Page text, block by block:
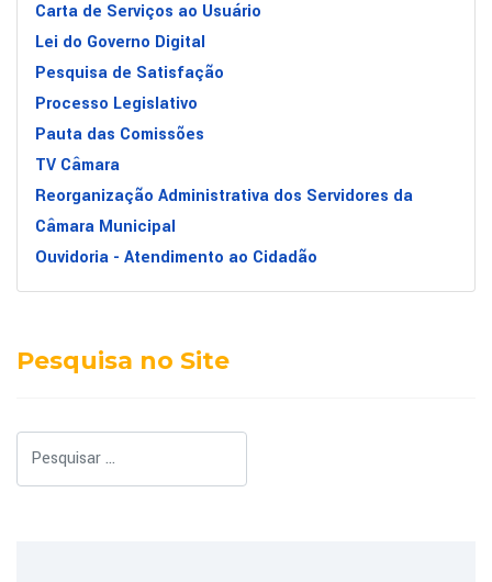
Carta de Serviços ao Usuário
Lei do Governo Digital
Pesquisa de Satisfação
Processo Legislativo
Pauta das Comissões
TV Câmara
Reorganização Administrativa dos Servidores da
Câmara Municipal
Ouvidoria - Atendimento ao Cidadão
Pesquisa no Site